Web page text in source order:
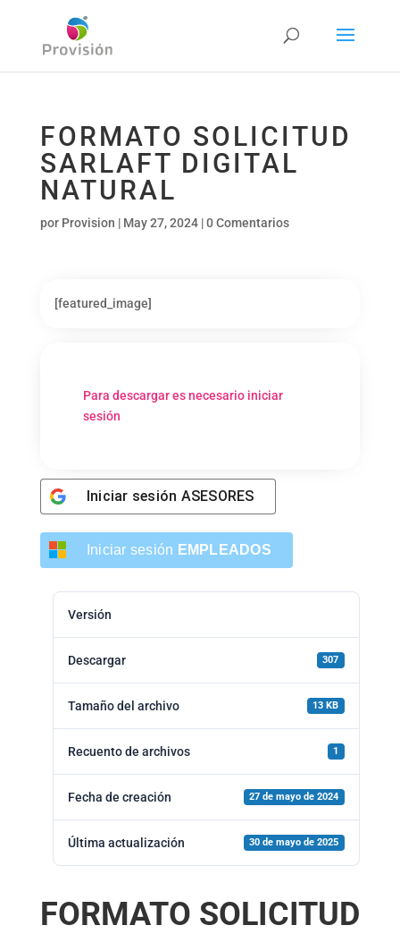
FORMATO SOLICITUD
SARLAFT DIGITAL
NATURAL
por Provision | May 27, 2024|0 Comentarios
[featured_image]
Para descargar es necesario iniciar
sesión
Iniciar sesión ASESORES
Iniciar sesión EMPLEADOS
Versión
Descargar 307
Tamaño del archivo 13 KB
Recuento de archivos 1
Fecha de creación 27 de mayo de 2024
Última actualización 30 de mayo de 2025
FORMATO SOLICITUD